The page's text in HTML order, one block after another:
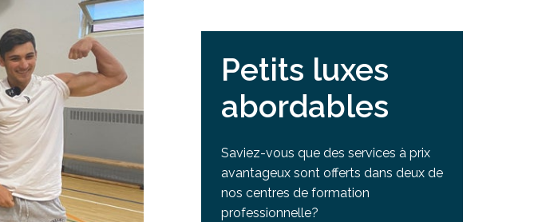
Petits luxes
abordables
Saviez-vous que des services à prix
avantageux sont offerts dans deux de
nos centres de formation
professionnelle?